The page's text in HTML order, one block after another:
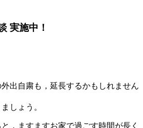
実施中！
出自粛も，延長するかもしれません
しょう。
，ますますお家で過ごす時間が長く